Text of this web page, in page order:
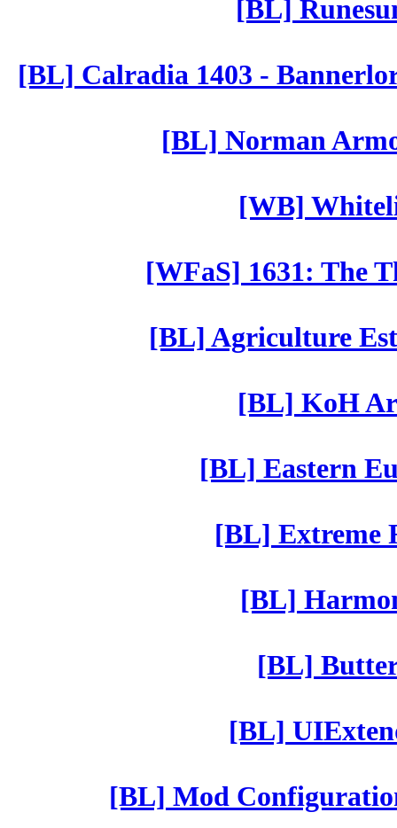
[BL]
[BL] Calradia 1403 -
[BL] Norman
[WB]
[WFaS] 1631: The
[BL] Agriculture
[BL] KoH
[BL] Eastern
[BL] Extreme
[BL]
[BL]
[BL]
[BL] Mod